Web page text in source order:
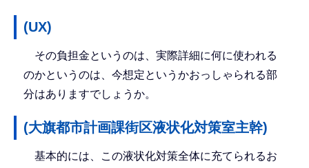
(UX)
その負担金というのは、実際詳細に何に使われる
のかというのは、今想定というかおっしゃられる部
分はありますでしょうか。
(大旗都市計画課街区液状化対策室主幹)
基本的には、この液状化対策全体に充てられるお